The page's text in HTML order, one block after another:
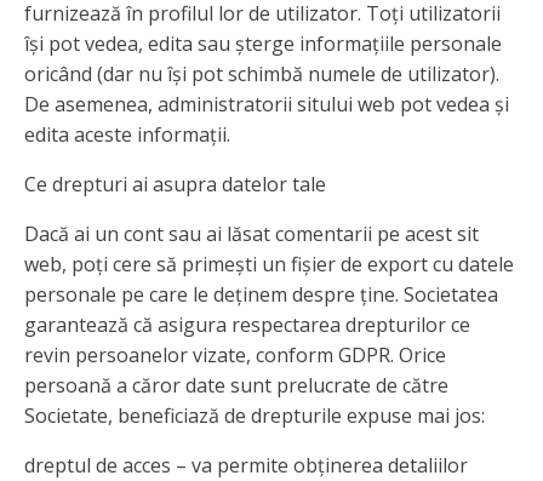
furnizează în profilul lor de utilizator. Toți utilizatorii
își pot vedea, edita sau șterge informațiile personale
oricând (dar nu își pot schimbă numele de utilizator).
De asemenea, administratorii sitului web pot vedea și
edita aceste informații.
Ce drepturi ai asupra datelor tale
Dacă ai un cont sau ai lăsat comentarii pe acest sit
web, poți cere să primești un fișier de export cu datele
personale pe care le deținem despre ține. Societatea
garantează că asigura respectarea drepturilor ce
revin persoanelor vizate, conform GDPR. Orice
persoană a căror date sunt prelucrate de către
Societate, beneficiază de drepturile expuse mai jos:
dreptul de acces – va permite obținerea detaliilor